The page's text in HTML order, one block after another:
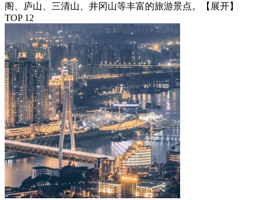
阁、庐山、三清山、井冈山等丰富的旅游景点。
【展开】
TOP 12